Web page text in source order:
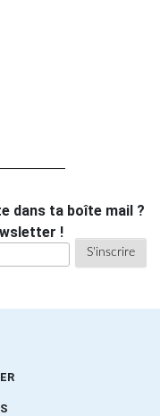
dans ta boîte mail ?
!